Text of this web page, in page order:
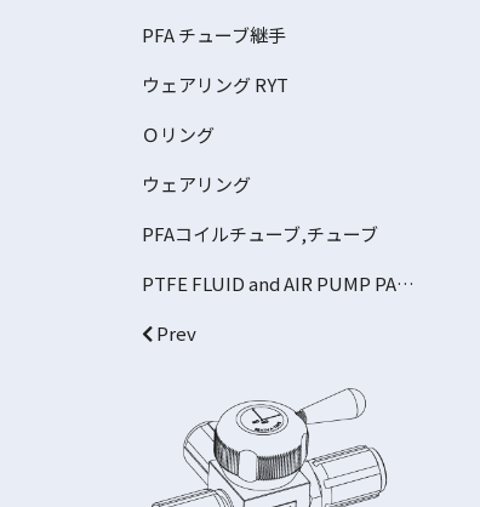
PFA チューブ継手
ウェアリング RYT
Ｏリング
ウェアリング
PFAコイルチューブ,チューブ
PTFE FLUID and AIR PUMP PARTS
Prev